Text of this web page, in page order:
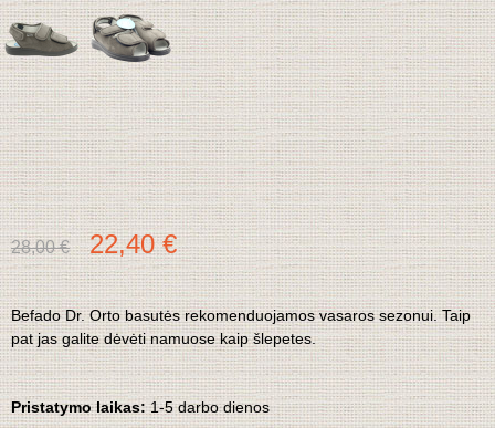
28,00 € 22,40 €
Befado Dr. Orto basutės rekomenduojamos vasaros sezonui. Taip
pat jas galite dėvėti namuose kaip šlepetes.
Pristatymo laikas:1-5 darbo dienos